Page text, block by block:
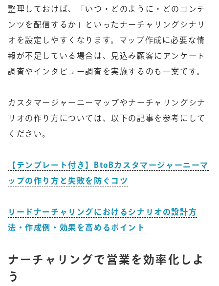
整理しておけば、「いつ・どのように・どのコンテ
ンツを配信するか」といったナーチャリングシナリ
オを設定しやすくなります。マップ作成に必要な情
報が不足している場合は、見込み顧客にアンケート
調査やインタビュー調査を実施するのも一案です。
カスタマージャーニーマップやナーチャリングシナ
リオの作り方については、以下の記事を参考にして
ください。
【テンプレート付き】BtoBカスタマージャーニーマ
ップの作り方と失敗を防ぐコツ
リードナーチャリングにおけるシナリオの設計方
法・作成例・効果を高めるポイント
ナーチャリングで営業を効率化しよ
う